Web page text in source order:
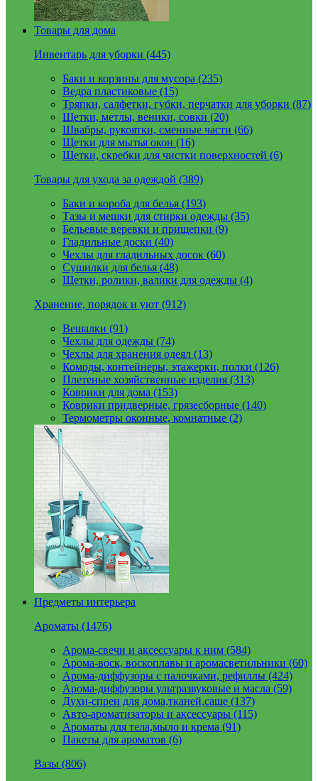
Товары для дома
Инвентарь для уборки (445)
Баки и корзины для мусора (235)
Ведра пластиковые (15)
Тряпки, салфетки, губки, перчатки для уборки (87)
Щетки, метлы, веники, совки (20)
Швабры, рукоятки, сменные части (66)
Щетки для мытья окон (16)
Щетки, скребки для чистки поверхностей (6)
Товары для ухода за одеждой (389)
Баки и короба для белья (193)
Тазы и мешки для стирки одежды (35)
Бельевые веревки и прищепки (9)
Гладильные доски (40)
Чехлы для гладильных досок (60)
Сушилки для белья (48)
Щетки, ролики, валики для одежды (4)
Хранение, порядок и уют (912)
Вешалки (91)
Чехлы для одежды (74)
Чехлы для хранения одеял (13)
Комоды, контейнеры, этажерки, полки (126)
Плетеные хозяйственные изделия (313)
Коврики для дома (153)
Коврики придверные, грязесборные (140)
Термометры оконные, комнатные (2)
Предметы интерьера
Ароматы (1476)
Арома-свечи и аксессуары к ним (584)
Арома-воск, воскоплавы и аромасветильники (60)
Арома-диффузоры с палочками, рефиллы (424)
Арома-диффузоры ультразвуковые и масла (59)
Духи-спреи для дома,тканей,саше (137)
Авто-ароматизаторы и аксессуары (115)
Ароматы для тела,мыло и крема (91)
Пакеты для ароматов (6)
Вазы (806)